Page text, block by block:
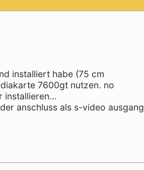
installiert habe (75 cm
7600gt nutzen. no
installieren...
anschluss als s-video ausgang